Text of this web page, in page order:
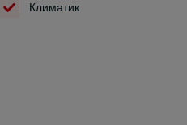
Климатик